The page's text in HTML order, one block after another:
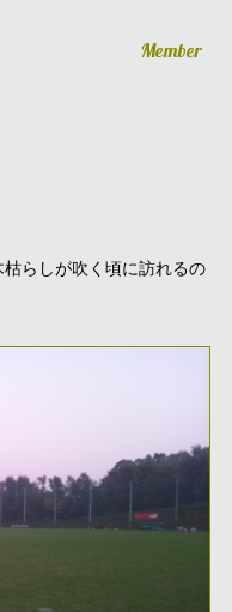
Member
らしが吹く頃に訪れるの